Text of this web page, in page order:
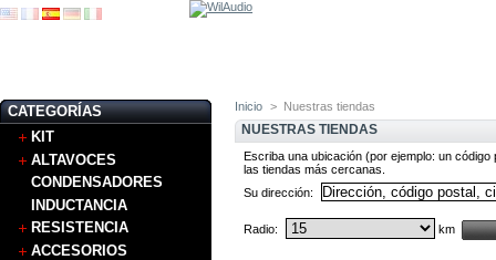
CATEGORÍAS
KIT
ALTAVOCES
CONDENSADORES
INDUCTANCIA
RESISTENCIA
ACCESORIOS
Inicio > Nuestras tiendas
NUESTRAS TIENDAS
Escriba una ubicación (por ejemplo: un
las tiendas más cercanas.
Su dirección:
Radio: km